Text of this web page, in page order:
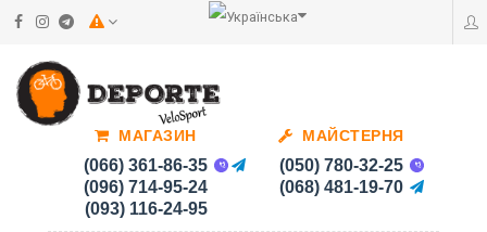
МАГАЗИН
(066) 361-86-35
(096) 714-95-24
(093) 116-24-95
МАЙСТЕРНЯ
(050) 780-32-25
(068) 481-19-70